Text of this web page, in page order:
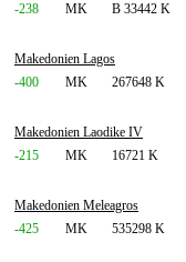
-238
MK B 33442 K
Makedonien Lagos
-400
MK 267648 K
Makedonien Laodike IV
-215
MK 16721 K
Makedonien Meleagros
-425
MK 535298 K